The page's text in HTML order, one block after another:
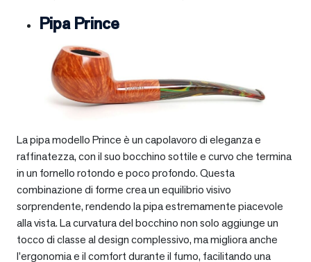
Pipa Prince
La pipa modello Prince è un capolavoro di eleganza e
raffinatezza, con il suo bocchino sottile e curvo che termina
in un fornello rotondo e poco profondo. Questa
combinazione di forme crea un equilibrio visivo
sorprendente, rendendo la pipa estremamente piacevole
alla vista. La curvatura del bocchino non solo aggiunge un
tocco di classe al design complessivo, ma migliora anche
l’ergonomia e il comfort durante il fumo, facilitando una